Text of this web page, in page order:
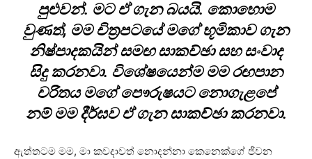
පුළුවන්. මට ඒ ගැන බයයි. කොහොම
වුණත්, මම චිත්‍රපටයේ මගේ භූමිකාව ගැන
නිෂ්පාදකයින් සමඟ සාකච්ඡා සහ සංවාද
සිදු කරනවා. විශේෂයෙන්ම මම රඟපාන
චරිතය මගේ පෞරුෂයට නොගැළපේ
නම් මම දීර්ඝව ඒ ගැන සාකච්ඡා කරනවා.
ඇත්තටම මම, මා කවදාවත් නොදන්නා කෙනෙක්ගේ ජීවන